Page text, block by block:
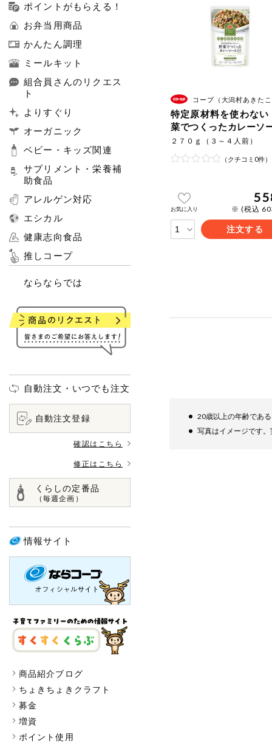
ポイントがもらえる！
お弁当用商品
かんたん調理
ミールキット
組合員さんのリクエス
ト
よりすぐり
オーガニック
ベビー・キッズ関連
サプリメント・栄養補
助食品
アレルゲン対応
エシカル
健康志向食品
推しコープ
ならならでは
自動注文・いつでも注文
自動注文登録
確認はこちら
修正はこちら
くらしの定番品
（毎週企画）
情報サイト
商品紹介ブログ
ちょきちょきクラフト
募金
増資
ポイント使用
コープ（大潟村あきたこまち生産者協
特定原材料を使わな
菜でつくったカレーソ
２７０ｇ（３～４人前）
（クチコミ0件）
お気に入り ※ (税込
注文する
20歳以上の年齢であ
写真はイメージです